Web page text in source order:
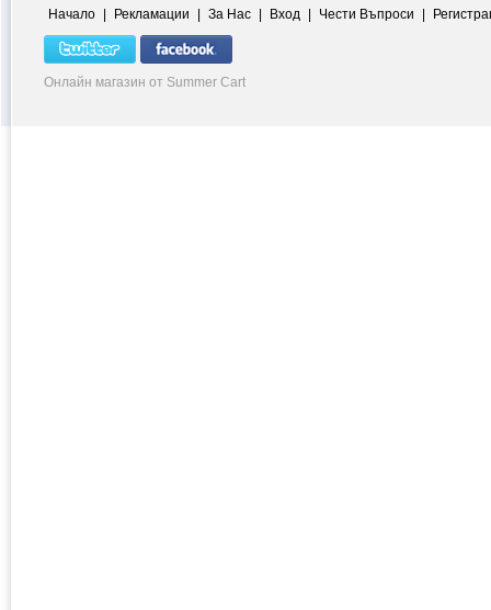
Начало | Рекламации | За Нас | Вход | Чести Въпроси |
Онлайн магазин от Summer Cart